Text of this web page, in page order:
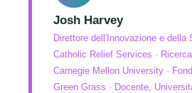
Josh Harvey
Direttore dell'Innovazione e della
Catholic Relief Services ·
Carnegie Mellon University ·
Green Grass · Docente,